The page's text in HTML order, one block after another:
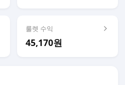
룰렛 수익
45,170원